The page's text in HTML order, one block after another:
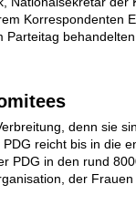
Korrespondenten
Parteitag
denn sie
reicht bis in die
PDG in den rund
der